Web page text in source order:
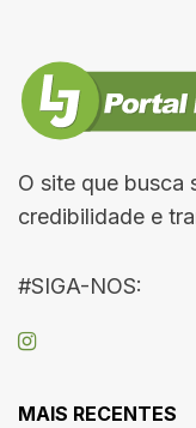
O site que busca
credibilidade e
#SIGA-NOS:
MAIS RECENTES